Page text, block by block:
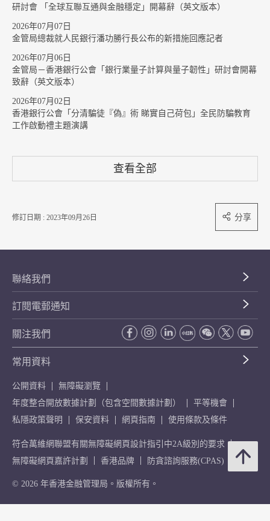
研討會 「全球互聯互通與金融穩定」開幕辭（英文版本）
2026年07月07日
金管局總裁就人民銀行潘功勝行長公布的新措施回應記者
2026年07月06日
金管局－香港銀行公會「銀行業量子計算與量子韌性」研討會開幕
致辭（英文版本）
2026年07月02日
香港銀行公會「分清騙徒『偽』術 睇實自己荷包」全民防騙教育
工作啟動禮主題演講
查看全部
修訂日期 : 2023年09月26日 分享
聯絡我們
訂閱電郵通知
關注我們
常用資料
公開資料
無障礙瀏覽
年度整合開放數據計劃（包含空間數據計劃）
平等機會
私隱政策聲明
保安資料 網頁指南 使用條款及條件
符合萬維網聯盟有關無障礙網頁設計指引中2A級別的要求
無障礙網頁嘉許計劃
香港品牌 防貪諮詢服務(CPAS)
© 2026 年香港金融管理局。版權所有。